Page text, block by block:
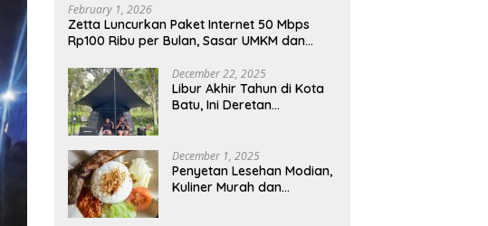
February 1, 2026
Zetta Luncurkan Paket Internet 50 Mbps
Rp100 Ribu per Bulan, Sasar UMKM dan
December 22, 2025
Libur Akhir Tahun di Kota
Batu, Ini Deretan
December 1, 2025
Penyetan Lesehan Modian,
Kuliner Murah dan